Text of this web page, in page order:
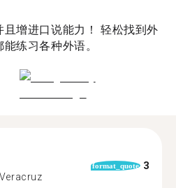
增进口说能力！ 轻松找到外
练习各种外语。
format_quote 3